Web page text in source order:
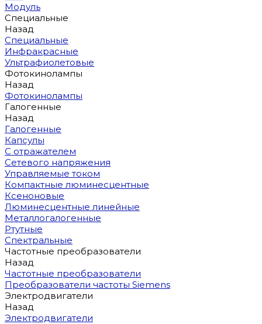
Модуль
Специальные
Назад
Специальные
Инфракрасные
Ультрафиолетовые
Фотокинолампы
Назад
Фотокинолампы
Галогенные
Назад
Галогенные
Капсулы
С отражателем
Сетевого напряжения
Управляемые током
Компактные люминесцентные
Ксеноновые
Люминесцентные линейные
Металлогалогенные
Ртутные
Спектральные
Частотные преобразователи
Назад
Частотные преобразователи
Преобразователи частоты Siemens
Электродвигатели
Назад
Электродвигатели